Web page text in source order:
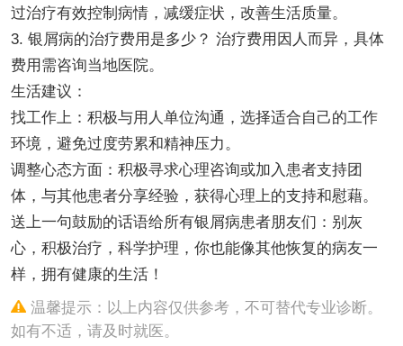
过治疗有效控制病情，减缓症状，改善生活质量。
3. 银屑病的治疗费用是多少？ 治疗费用因人而异，具体
费用需咨询当地医院。
生活建议：
找工作上：积极与用人单位沟通，选择适合自己的工作
环境，避免过度劳累和精神压力。
调整心态方面：积极寻求心理咨询或加入患者支持团
体，与其他患者分享经验，获得心理上的支持和慰藉。
送上一句鼓励的话语给所有银屑病患者朋友们：别灰
心，积极治疗，科学护理，你也能像其他恢复的病友一
样，拥有健康的生活！
温馨提示：以上内容仅供参考，不可替代专业诊断。
如有不适，请及时就医。